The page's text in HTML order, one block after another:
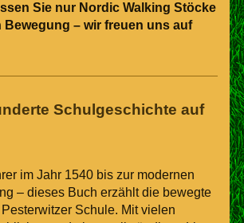
Sie nur Nordic Walking Stöcke
Bewegung – wir freuen uns auf
Schulgeschichte auf
im Jahr 1540 bis zur modernen
– dieses Buch erzählt die bewegte
Schule. Mit vielen